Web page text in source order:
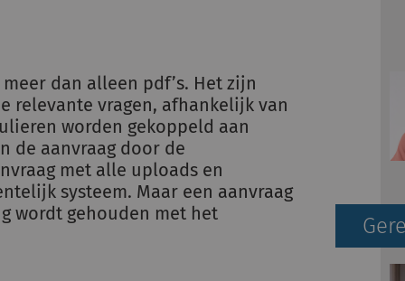
dan alleen pdf’s. Het zijn
relevante vragen, afhankelijk van
worden gekoppeld aan
de aanvraag door de
met alle uploads en
systeem. Maar een aanvraag
wordt gehouden met het